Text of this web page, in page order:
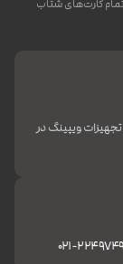
تمام کارت‌های شتاب
ویپینگ در
۲۲۴۹۷۴۹۶